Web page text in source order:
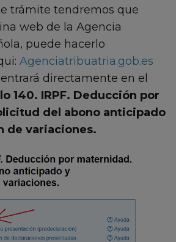
trámite tendremos que
web de la Agencia
puede hacerlo
Agenciatribuatria.gob.es
directamente en el
140. IRPF. Deducción por
del abono anticipado
de variaciones.